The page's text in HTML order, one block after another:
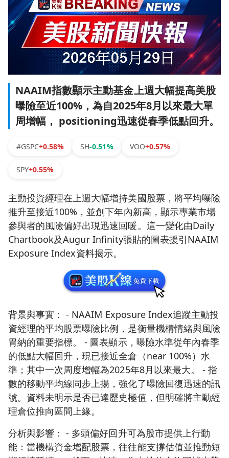
NAAIM指數顯示主動基金上週大幅提高美股
曝險至近100%，為自2025年8月以來最大單
周增幅， positioning迅速從春季低點回升。
#GSPC+0.58% SH-0.51% VOO+0.57%
SPY+0.55%
主動投資經理在上週大幅增持美國股票，將平均曝險
推升至接近100%，並創下年內新高，顯示專業市場
參與者的風險偏好出現迅速回暖。這一變化由Daily
Chartbook及Augur Infinity張貼的圖表援引NAAIM
Exposure Index資料揭示。
背景與事實： - NAAIM Exposure Index追蹤主動投
資經理的平均股票曝險比例，是衡量機構情緒與風險
胃納的重要指標。 - 圖表顯示，曝險水準從年內春季
的低點大幅回升，現已接近全倉（near 100%）水
準；其中一次周度增幅為2025年8月以來最大。 - 指
數的移動平均線同步上揚，強化了曝險回復迅速的訊
號。資料未明示是否已達歷史極值，但明確將主動經
理倉位推向區間上緣。
分析與影響： - 多頭偏好回升可為股市提供上行動
能：當機構資金增配股票，往往能支撐估值並推動短